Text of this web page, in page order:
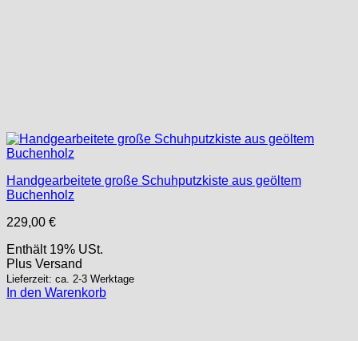
Handgearbeitete große Schuhputzkiste aus geöltem
Buchenholz
229,00 €
Enthält 19% USt.
Plus Versand
Lieferzeit: ca. 2-3 Werktage
In den Warenkorb